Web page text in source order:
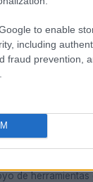
to enable
including
fraud prevention,
capacidad de
del
Staff
de herramientas